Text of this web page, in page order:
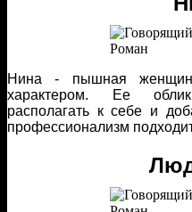
Нина - пышная
характером. Ее
располагать к себе и
профессионализм